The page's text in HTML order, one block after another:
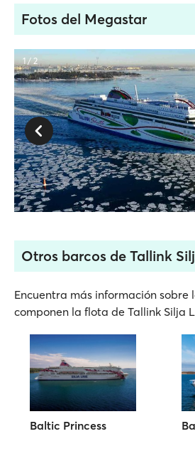
Fotos del Megastar
1 / 2
Otros barcos de Tallink
Encuentra más información sobre
componen la flota de Tallink Silja
Baltic Princess